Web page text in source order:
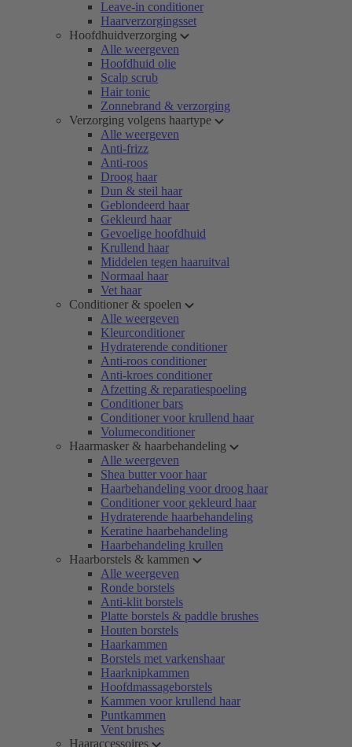
Leave-in conditioner
Haarverzorgingsset
Hoofdhuidverzorging
Alle weergeven
Hoofdhuid olie
Scalp scrub
Hair tonic
Zonnebrand & verzorging
Verzorging volgens haartype
Alle weergeven
Anti-frizz
Anti-roos
Droog haar
Dun & steil haar
Geblondeerd haar
Gekleurd haar
Gevoelige hoofdhuid
Krullend haar
Middelen tegen haaruitval
Normaal haar
Vet haar
Conditioner & spoelen
Alle weergeven
Kleurconditioner
Hydraterende conditioner
Anti-roos conditioner
Anti-kroes conditioner
Afzetting & reparatiespoeling
Conditioner bars
Conditioner voor krullend haar
Volumeconditioner
Haarmasker & haarbehandeling
Alle weergeven
Shea butter voor haar
Haarbehandeling voor droog haar
Conditioner voor gekleurd haar
Hydraterende haarbehandeling
Keratine haarbehandeling
Haarbehandeling krullen
Haarborstels & kammen
Alle weergeven
Ronde borstels
Anti-klit borstels
Platte borstels & paddle brushes
Houten borstels
Haarkammen
Borstels met varkenshaar
Haarknipkammen
Hoofdmassageborstels
Kammen voor krullend haar
Puntkammen
Vent brushes
Haaraccessoires